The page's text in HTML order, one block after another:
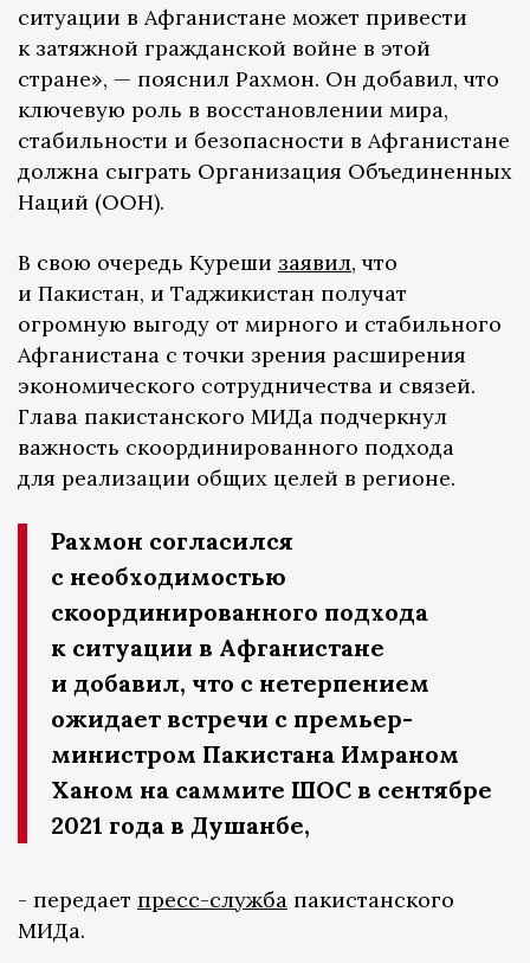
ситуации в Афганистане может привести
к затяжной гражданской войне в этой
стране», — пояснил Рахмон. Он добавил, что
ключевую роль в восстановлении мира,
стабильности и безопасности в Афганистане
должна сыграть Организация Объединенных
Наций (ООН).
В свою очередь Куреши заявил, что
и Пакистан, и Таджикистан получат
огромную выгоду от мирного и стабильного
Афганистана с точки зрения расширения
экономического сотрудничества и связей.
Глава пакистанского МИДа подчеркнул
важность скоординированного подхода
для реализации общих целей в регионе.
Рахмон согласился
с необходимостью
скоординированного подхода
к ситуации в Афганистане
и добавил, что с нетерпением
ожидает встречи с премьер-
министром Пакистана Имраном
Ханом на саммите ШОС в сентябре
2021 года в Душанбе,
- передает пресс-служба пакистанского
МИДа.